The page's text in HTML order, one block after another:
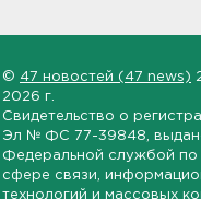
© 47 новостей (47 news)
2026 г.
Свидетельство о
Эл № ФС 77-39848 ,
Федеральной службой по
сфере связи,
технологий и массовых